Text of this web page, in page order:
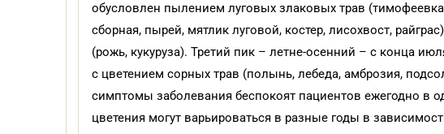
обусловлен пылением луговых злаковых трав
сборная, пырей, мятлик луговой, костер, лисохвост,
(рожь, кукуруза). Третий пик – летне-осенний – с конца
с цветением сорных трав (полынь, лебеда, амброзия,
симптомы заболевания беспокоят пациентов ежегодно в
цветения могут варьироваться в разные годы в